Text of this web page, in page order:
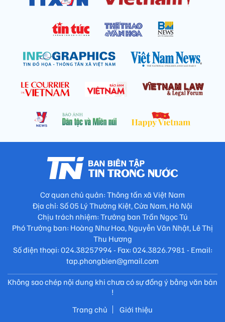
Cơ quan chủ quản: Thông tấn xã Việt Nam
Địa chỉ: Số 05 Lý Thường Kiệt, Cửa Nam, Hà Nội
Chịu trách nhiệm: Trưởng ban Trần Ngọc Tú
Phó Trưởng ban: Hoàng Như Hoa, Nguyễn Văn Nhật, Lê Thị
Thu Hương
Số điện thoại: 024.38257994 - Fax: 024.3826.7981 - Email:
tap.phongbien@gmail.com
Không sao chép nội dung khi chưa có sự đồng ý bằng văn bản
!
Trang chủ
Giới thiệu